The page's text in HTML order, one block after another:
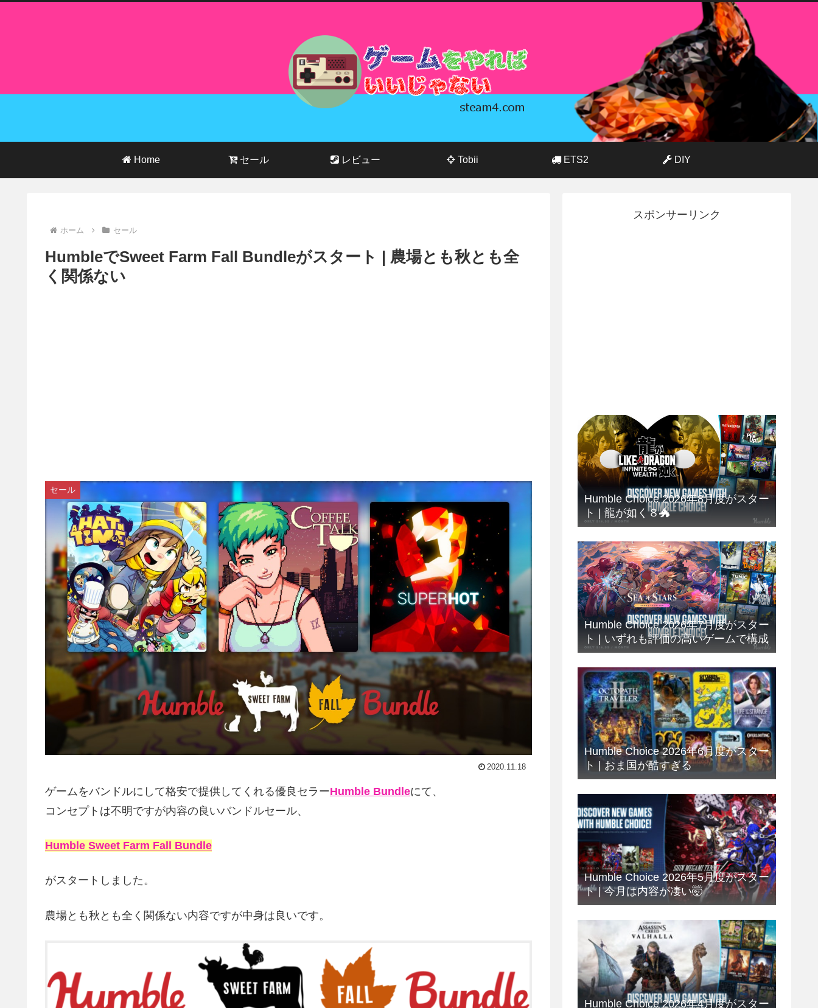
Home セール レビュー Tobii ETS2 DIY
ホーム セール
HumbleでSweet Farm Fall Bundleがスタート | 農場とも秋とも全
く関係ない
セール
2020.11.18
ゲームをバンドルにして格安で提供してくれる優良セラーHumble Bundleにて、
コンセプトは不明ですが内容の良いバンドルセール、
Humble Sweet Farm Fall Bundle
がスタートしました。
農場とも秋とも全く関係ない内容ですが中身は良いです。
スポンサーリンク
Humble Choice 2026年8月度がスター
ト | 龍が如く８🐲
Humble Choice 2026年7月度がスター
ト | いずれも評価の高いゲームで構成
Humble Choice 2026年6月度がスター
ト | おま国が酷すぎる
Humble Choice 2026年5月度がスター
ト | 今月は内容が凄い🤯
Humble Choice 2026年4月度がスター